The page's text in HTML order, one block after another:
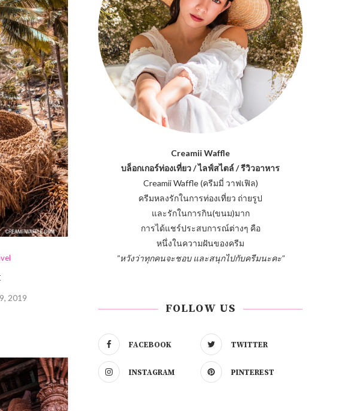
2019
Creamii Waffle
บล็อกเกอร์ท่องเที่ยว / ไลฟ์สไตล์ / รีวิวอาหาร
Creamii Waffle (ครีมมี่ วาฟเฟิล)
ครีมหลงรักในการท่องเที่ยว ถ่ายรูป
และรักในการกิน(ขนม)มาก
การได้แชร์ประสบการณ์ต่างๆ คือ
หนึ่งในความฝันของครีม
"หวังว่าทุกคนจะชอบ และสนุกไปกับครีมนะคะ"
FOLLOW US
FACEBOOK TWITTER
INSTAGRAM PINTEREST